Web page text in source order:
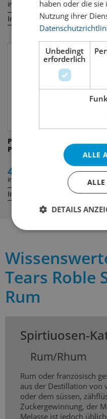
inkl. MWST
Inhalt: 5 cl
Planteray Original Dark
Pineapple Stiggins Fancy
48.00
inkl. MWST
Inhalt: 70 cl
Tears Roble
Rum
Spirtiuosen-
Rum/Rhum
Rum oder französisch
aus der Destillation von
oder dem süssen,
Zuckergewinnung, der
Melasse ist jedoch
haben oder die sie
Nutzung ihrer
Unbedingt
erforderlich
ALLE
DETAILS